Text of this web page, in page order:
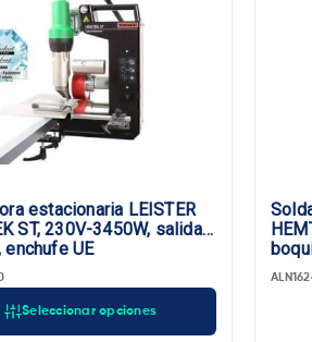
Seleccionar opciones
estacionaria LEISTER
ST, 230V-3450W, salida
enchufe UE